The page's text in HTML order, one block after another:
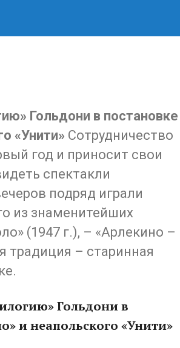
Гольдони в постановке
«Унити» Сотрудничество
год и приносит свои
спектакли
подряд играли
из знаменитейших
(1947 г.), – «Арлекино –
традиция – старинная
Гольдони в
и неапольского «Унити»